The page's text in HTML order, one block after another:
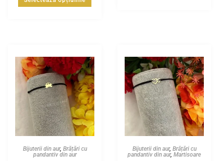
Bijuterii din aur, Brățări cu
pandantiv din aur
Bijuterii din aur, Brățări cu
pandantiv din aur, Martisoare